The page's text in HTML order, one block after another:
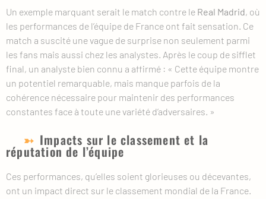
Un exemple marquant serait le match contre le Real Madrid, où
les performances de l’équipe de France ont fait sensation. Ce
match a suscité une vague de surprise non seulement parmi
les fans mais aussi chez les analystes. Après le coup de sifflet
final, un analyste bien connu a affirmé : « Cette équipe montre
un potentiel remarquable, mais manque parfois de la
cohérence nécessaire pour maintenir des performances
constantes face à toute une variété d’adversaires. »
Impacts sur le classement et la
réputation de l’équipe
Ces performances, qu’elles soient glorieuses ou décevantes,
ont un impact direct sur le classement mondial de la France.